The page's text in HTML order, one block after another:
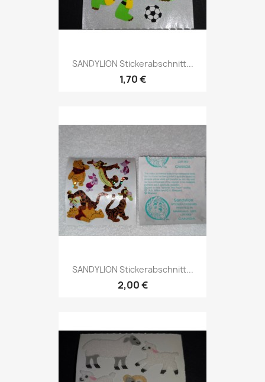
SANDYLION Stickerabschnitt...
1,70 €
SANDYLION Stickerabschnitt...
2,00 €